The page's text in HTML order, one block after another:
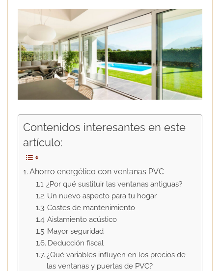
Contenidos interesantes en este
artículo:
Ahorro energético con ventanas PVC
¿Por qué sustituir las ventanas antiguas?
Un nuevo aspecto para tu hogar
Costes de mantenimiento
Aislamiento acústico
Mayor seguridad
Deducción fiscal
¿Qué variables influyen en los precios de
las ventanas y puertas de PVC?